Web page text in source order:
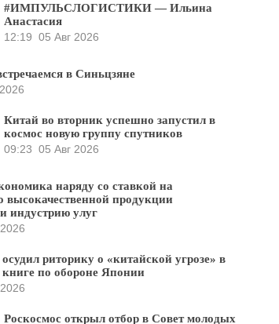
#ИМПУЛЬСЛОГИСТИКИ — Ильина
Анастасия
12:19 05 Авг 2026
в Синьцзяне
Китай во вторник успешно запустил в
космос новую группу спутников
09:23 05 Авг 2026
наряду со ставкой на
высокачественной продукции
индустрию улуг
риторику о «китайской угрозе» в
по обороне Японии
Роскосмос открыл отбор в Совет молодых